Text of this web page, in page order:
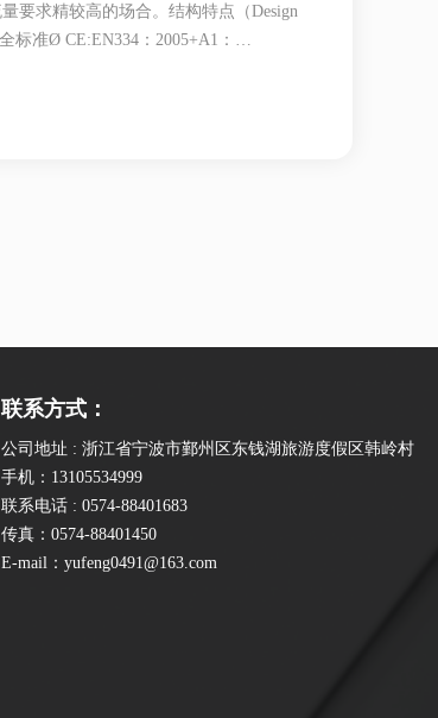
要求精较高的场合。结构特点（Design
准Ø CE:EN334：2005+A1：
联系方式：
公司地址 : 浙江省宁波市鄞州区东钱湖旅游度假区韩岭村
手机：13105534999
联系电话 : 0574-88401683
传真：0574-88401450
E-mail：yufeng0491@163.com